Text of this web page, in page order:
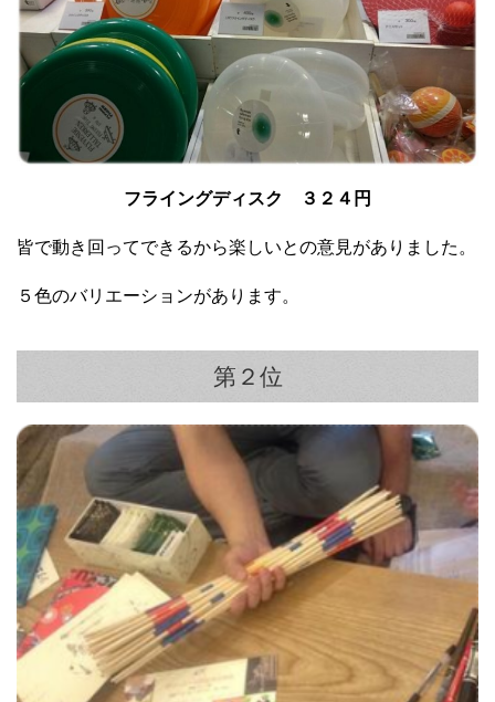
フライングディスク ３２４円
皆で動き回ってできるから楽しいとの意見がありました。
５色のバリエーションがあります。
第２位